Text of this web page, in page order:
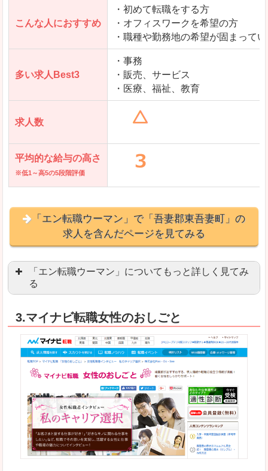
「とらばーゆ」で「吾妻郡東吾妻町」の
求人を含んだページを見てみる
こんな人におすすめ
・初めて転職をする方
・オフィスワークを希望の方
・職種や勤務地の希望が固まって
多い求人Best3
・事務
・販売、サービス
・医療、福祉、教育
求人数
平均的な給与の高さ
※低1～高5の5段階評価
「エン転職ウーマン」で「吾妻郡東吾妻町」の
求人を含んだページを見てみる
「エン転職ウーマン」についてもっと詳しく見てみ
る
良いところ
職種や勤務地など、すでに次のお仕事がイメージ
転職Q＆Aやノウハウが豊富なうえ、面接サポー
悪いところ
求人の掲載数が少ないです。
TOPページからこだわりや条件などをクイックに
3.マイナビ転職女性のおしごと